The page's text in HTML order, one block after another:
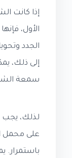
إذا كانت
الأول،
الجدد
إلى ذلك،
سمعة
لذلك، يجب
على محمل
باستمرار.